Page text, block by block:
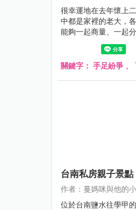
很幸運地在去年懷上
中都是家裡的老大，
能夠一起商量、一起
關鍵字： 手足紛爭 、
台南私房親子景
作者：蔓媽咪與他的
位於台南鹽水往學甲